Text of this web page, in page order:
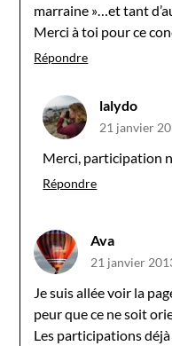
marraine »…et tant
Merci à toi pour ce
Répondre
lalydo
21 janvier
Merci, participation
Répondre
Ava
21 janvier
Je suis allée voir la
peur que ce ne soit
Les participations déjà